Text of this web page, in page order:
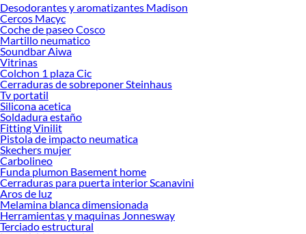
Desde remodelaciones hasta proyectos de decoración, estamos aquí para hacer
tus ideas realidad. ¡Visítanos y encuentra todo lo que tenemos para ofrecerte en
Calcetines!
Explora la variedad de productos de Calcetines en Sodimac
Herramientas, materiales y accesorios de calidad para tus proyectos y
renovación de espacios. ¡Visítanos y descubre todo lo que tenemos para
ofrecerte!
Encuentra una amplia variedad de productos de Calcetines en Sodimac.
Encuentra todo lo necesario para tus proyectos de renovación y decoración.
¡Visítanos y haz tus ideas realidad!
Desodorantes y aromatizantes Madison
Cercos Macyc
Coche de paseo Cosco
Martillo neumatico
Soundbar Aiwa
Vitrinas
Colchon 1 plaza Cic
Cerraduras de sobreponer Steinhaus
Tv portatil
Silicona acetica
Soldadura estaño
Fitting Vinilit
Pistola de impacto neumatica
Skechers mujer
Carbolineo
Funda plumon Basement home
Cerraduras para puerta interior Scanavini
Aros de luz
Melamina blanca dimensionada
Herramientas y maquinas Jonnesway
Terciado estructural